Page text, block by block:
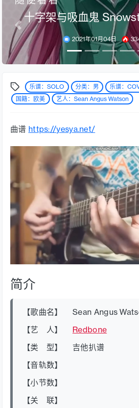
十字架与吸血鬼
惠 电吉他 扒
2021年01月04日
乐谱：SOLO 分类：男 乐谱：
国籍：欧美 艺人：Sean Angus Watson
曲谱 https://yesya.net/
简介
【歌曲名】 Sean Angus
【艺 人】 Redbone
【类 型】 吉他扒谱
【音轨数】
【小节数】
【关 联】